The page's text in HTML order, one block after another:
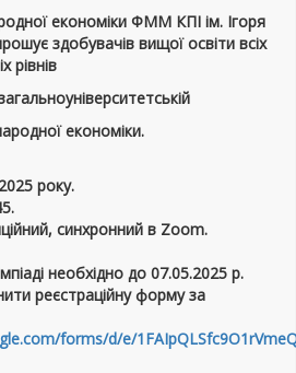
економіки ФММ КПІ ім. Ігоря
здобувачів вищої освіти всіх
рівнів
економіки.
року.
синхронний в Zoom.
необхідно до 07.05.2025 р.
реєстраційну форму за
forms/d/e/